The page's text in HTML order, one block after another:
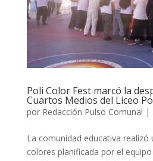
Poli Color Fest marcó la
Cuartos Medios del Liceo
por Redacción Pulso Comunal |
La comunidad educativa realizó
colores planificada por el